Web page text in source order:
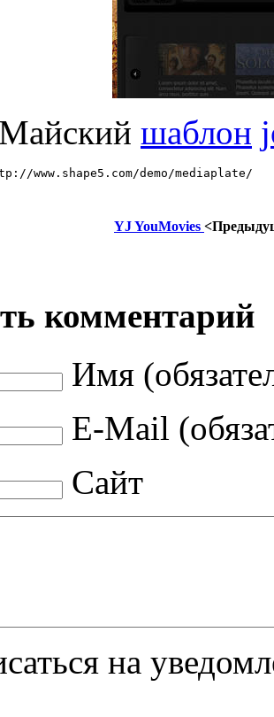
Майский шаблон
www.shape5.com/demo/mediaplate/
YJ YouMovies
комментарий
Имя
E-Mail
Сайт
на